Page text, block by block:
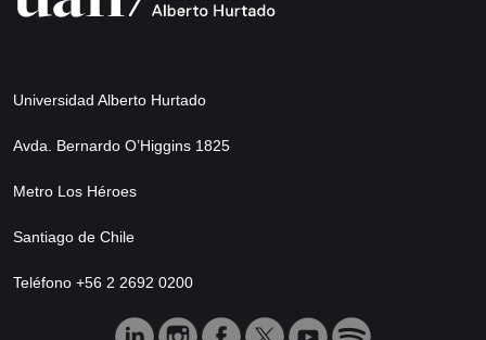
Universidad Alberto Hurtado
Avda. Bernardo O’Higgins 1825
Metro Los Héroes
Santiago de Chile
Teléfono +56 2 2692 0200